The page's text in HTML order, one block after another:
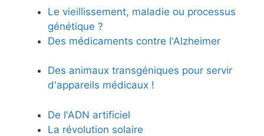
Le vieillissement, maladie ou processus
génétique ?
Des médicaments contre l'Alzheimer
Des animaux transgéniques pour servir
d'appareils médicaux !
De l'ADN artificiel
La révolution solaire